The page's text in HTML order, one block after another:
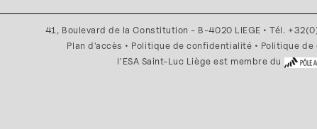
41, Boulevard de la Constitution - B-4020 LIEGE • Tél.
Plan d'accès • Politique de confidentialité • Politique de
l'ESA Saint-Luc Liège est membre du